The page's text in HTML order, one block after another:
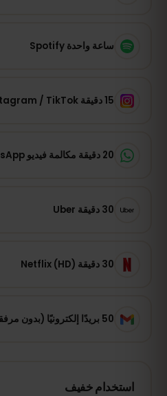
ساعة واحدة Spotify
15 دقيقة Instagram / TikTok
20 دقيقة مكالمة فيديو WhatsApp
30 دقيقة Uber
30 دقيقة Netflix (HD)
50 بريدًا إلكترونيًا (بدون مرفقات)
استخدام خفيف